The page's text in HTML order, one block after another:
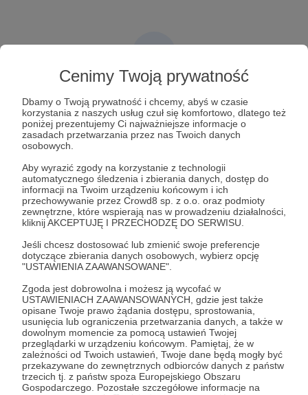
Cenimy Twoją prywatność
Dbamy o Twoją prywatność i chcemy, abyś w czasie
korzystania z naszych usług czuł się komfortowo, dlatego też
poniżej prezentujemy Ci najważniejsze informacje o
zasadach przetwarzania przez nas Twoich danych
osobowych.
Aby wyrazić zgody na korzystanie z technologii
automatycznego śledzenia i zbierania danych, dostęp do
informacji na Twoim urządzeniu końcowym i ich
przechowywanie przez Crowd8 sp. z o.o. oraz podmioty
zewnętrzne, które wspierają nas w prowadzeniu działalności,
kliknij AKCEPTUJĘ I PRZECHODZĘ DO SERWISU.
Jeśli chcesz dostosować lub zmienić swoje preferencje
dotyczące zbierania danych osobowych, wybierz opcję
"USTAWIENIA ZAAWANSOWANE".
Zgoda jest dobrowolna i możesz ją wycofać w
USTAWIENIACH ZAAWANSOWANYCH, gdzie jest także
opisane Twoje prawo żądania dostępu, sprostowania,
usunięcia lub ograniczenia przetwarzania danych, a także w
dowolnym momencie za pomocą ustawień Twojej
przeglądarki w urządzeniu końcowym. Pamiętaj, że w
zależności od Twoich ustawień, Twoje dane będą mogły być
przekazywane do zewnętrznych odbiorców danych z państw
trzecich tj. z państw spoza Europejskiego Obszaru
Gospodarczego. Pozostałe szczegółowe informacje na
Post dostępny tylko dla Patronów
Aby zobaczyć ten materiał musisz być zalogowany
Zostań Patronem
Zaloguj się
De Revolutionibus Books